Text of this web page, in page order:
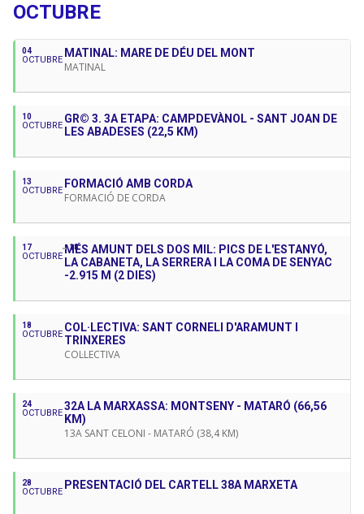
OCTUBRE
04
OCTUBRE
MATINAL: MARE DE DÉU DEL MONT
MATINAL
10
OCTUBRE
GR© 3. 3A ETAPA: CAMPDEVÀNOL - SANT JOAN DE
LES ABADESES (22,5 KM)
13
OCTUBRE
FORMACIÓ AMB CORDA
FORMACIÓ DE CORDA
17
OCTUBRE
18
MÉS AMUNT DELS DOS MIL: PICS DE L'ESTANYÓ,
LA CABANETA, LA SERRERA I LA COMA DE SENYAC
-2.915 M (2 DIES)
18
OCTUBRE
COL·LECTIVA: SANT CORNELI D'ARAMUNT I
TRINXERES
COL·LECTIVA
24
OCTUBRE
32A LA MARXASSA: MONTSENY - MATARÓ (66,56
KM)
13A SANT CELONI - MATARÓ (38,4 KM)
28
OCTUBRE
PRESENTACIÓ DEL CARTELL 38A MARXETA